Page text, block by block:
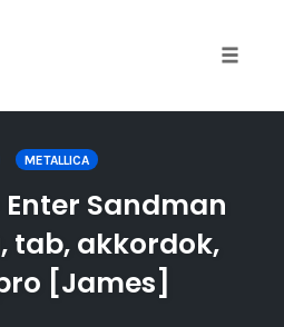
METALLICA
Sandman
tab, akkordok,
[James]